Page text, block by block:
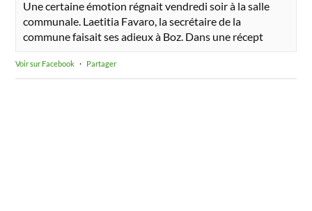
Une certaine émotion régnait vendredi soir à la salle
communale. Laetitia Favaro, la secrétaire de la
commune faisait ses adieux à Boz. Dans une récept
Voir sur Facebook · Partager